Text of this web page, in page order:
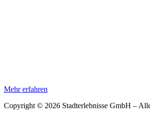
Mehr erfahren
Copyright © 2026 Stadterlebnisse GmbH –